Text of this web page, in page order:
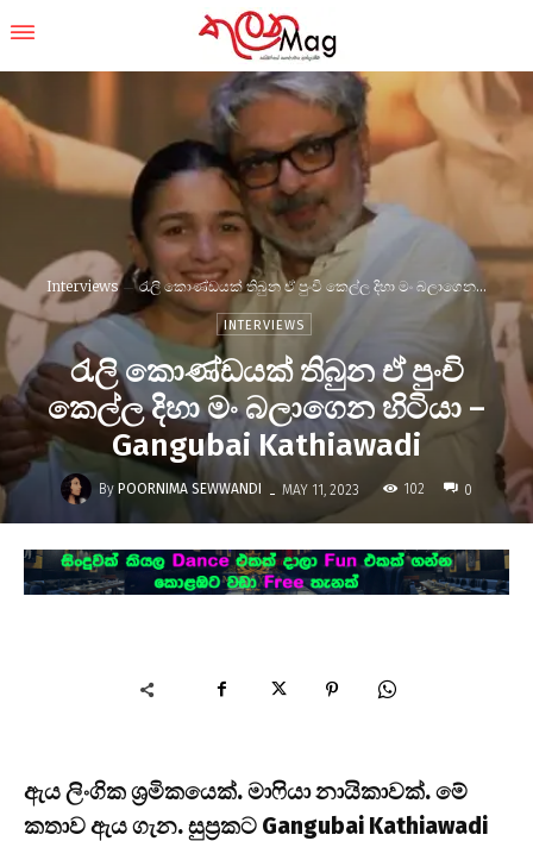
Interviews රැලි කොණ්ඩයක් තිබුන ඒ පුංචි කෙල්ල දිහා මං බලාගෙන...
INTERVIEWS
රැලි කොණ්ඩයක් තිබුන ඒ පුංචි
කෙල්ල දිහා මං බලාගෙන හිටියා –
Gangubai Kathiawadi
By POORNIMA SEWWANDI - MAY 11, 2023 102 0
ඇය ලිංගික ශ්‍රමිකයෙක්. මාෆියා නායිකාවක්. මේ
කතාව ඇය ගැන. සුප්‍රකට Gangubai Kathiawadi